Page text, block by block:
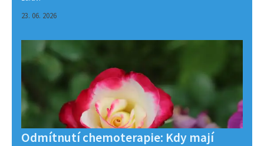
23. 06. 2026
Odmítnutí chemoterapie: Kdy mají